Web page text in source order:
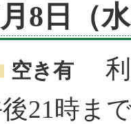
8日（
空き有
利
21時ま